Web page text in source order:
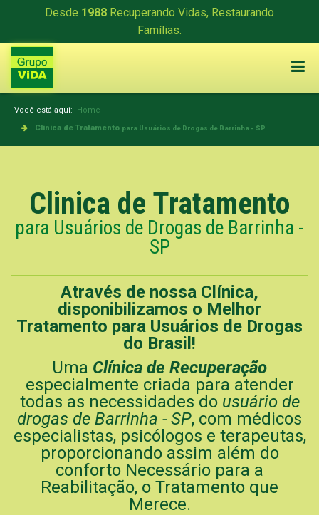
Desde 1988 Recuperando Vidas, Restaurando
Famílias.
Você está aqui: Home
Clinica de Tratamento para Usuários de Drogas de Barrinha - SP
Clinica de Tratamento
para Usuários de Drogas de Barrinha -
SP
Através de nossa Clínica,
disponibilizamos o Melhor
Tratamento para Usuários de Drogas
do Brasil!
Uma Clínica de Recuperação
especialmente criada para atender
todas as necessidades do usuário de
drogas de Barrinha - SP, com médicos
especialistas, psicólogos e terapeutas,
proporcionando assim além do
conforto Necessário para a
Reabilitação, o Tratamento que
Merece.